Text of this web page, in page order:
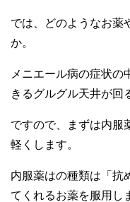
では、どのようなお薬
か。
メニエール病の症状の
きるグルグル天井が回
ですので、まずは内服
軽くします。
内服薬はの種類は「抗
てくれるお薬を服用し